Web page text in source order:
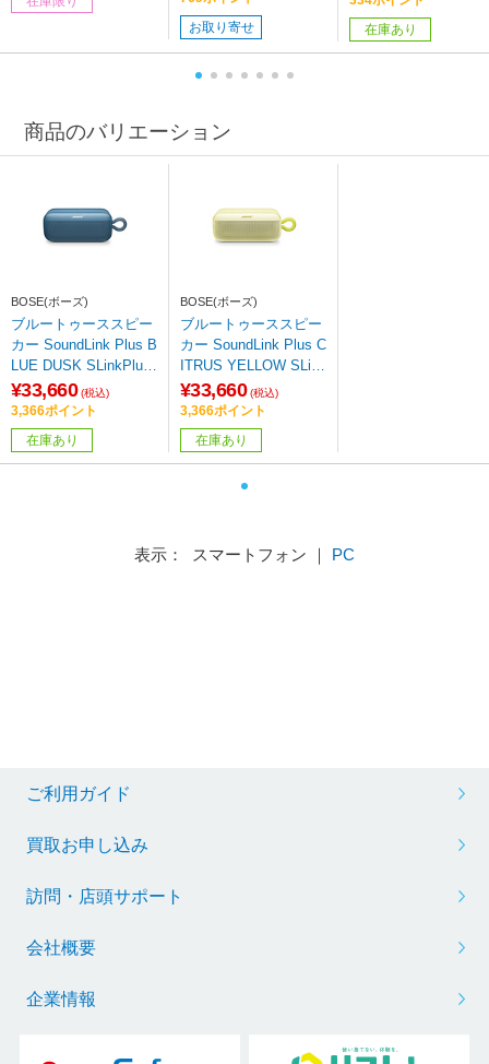
Android・iOS］
お取り寄せ 在庫あり
商品のバリエーション
BOSE(ボーズ)
ブルートゥーススピー
カー SoundLink Plus B
LUE DUSK SLinkPlus
PTBLBLU ［防水 /ハ
イレゾ非対応 /Bluetoot
h対応 /Wi-Fi非対応］
【864】
¥33,660 (税込)
3,366ポイント
在庫あり
BOSE(ボーズ)
ブルートゥーススピー
カー SoundLink Plus C
ITRUS YELLOW SLink
PlusPTBLYLW ［防水
/ハイレゾ非対応 /Bluet
ooth対応 /Wi-Fi非対
応］ 【864】
¥33,660 (税込)
3,366ポイント
在庫あり
表示： スマートフォン ｜ PC
ご利用ガイド
買取お申し込み
訪問・店頭サポート
会社概要
企業情報